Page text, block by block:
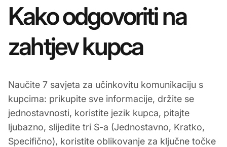
Kako odgovoriti na
zahtjev kupca
Naučite 7 savjeta za učinkovitu komunikaciju s
kupcima: prikupite sve informacije, držite se
jednostavnosti, koristite jezik kupca, pitajte
ljubazno, slijedite tri S-a (Jednostavno, Kratko,
Specifično), koristite oblikovanje za ključne točke